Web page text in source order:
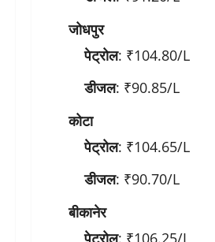
जोधपुर
पेट्रोल: ₹104.80/L
डीजल: ₹90.85/L
कोटा
पेट्रोल: ₹104.65/L
डीजल: ₹90.70/L
बीकानेर
पेट्रोल: ₹106.25/L